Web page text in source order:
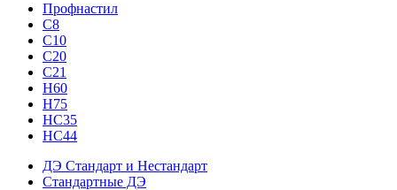
Профнастил
С8
С10
С20
С21
H60
H75
HС35
НС44
ДЭ Стандарт и Нестандарт
Стандартные ДЭ